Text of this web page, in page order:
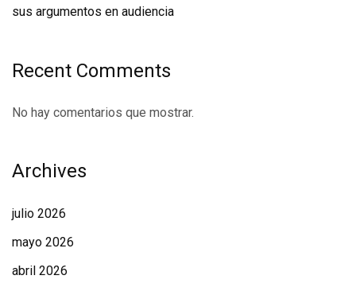
sus argumentos en audiencia
Recent Comments
No hay comentarios que mostrar.
Archives
julio 2026
mayo 2026
abril 2026